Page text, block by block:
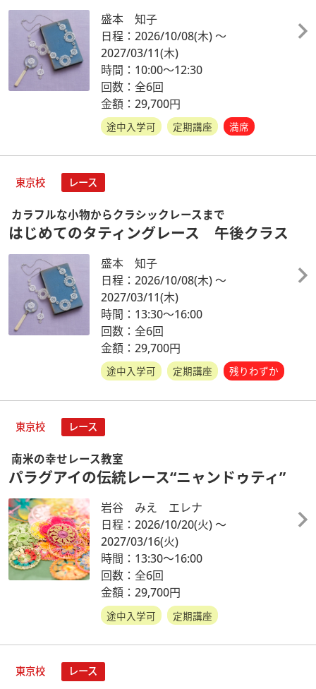
盛本 知子
日程：2026/10/08(木)～
2027/03/11(木)
時間：10:00～12:30
回数：全6回
金額：29,700円
途中入学可 定期講座 満席
東京校 レース
カラフルな小物からクラシックレースまで
はじめてのタティングレース 午後クラス
盛本 知子
日程：2026/10/08(木)～
2027/03/11(木)
時間：13:30～16:00
回数：全6回
金額：29,700円
途中入学可 定期講座 残りわずか
東京校 レース
南米の幸せレース教室
パラグアイの伝統レース“ニャンドゥティ”
岩谷 みえ エレナ
日程：2026/10/20(火)～
2027/03/16(火)
時間：13:30～16:00
回数：全6回
金額：29,700円
途中入学可 定期講座
東京校 レース